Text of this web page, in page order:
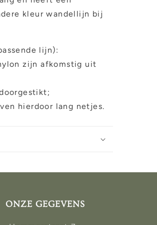
kleur wandellijn bij
lijn):
zijn afkomstig uit
hierdoor lang netjes.
ONZE GEGEVENS